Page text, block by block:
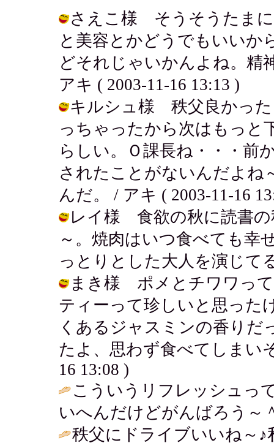
さえこ様 そうそうたま
と美容とかどうでもいいか
どそれじゃいかんよね。精
アキ ( 2003-11-16 13:13 )
キルシュ様 秩父良かった
っちゃったから次はもっと
らしい。Ｏ課長ね・・・前
されたことがないんだよ
んだ。 / アキ ( 2003-11-16
レイ様 食欲の秋に読書の
～。焼肉はいつ食べても幸
っとりとした大人を演じて
まき様 ポメとチワワっ
ティーって珍しいと思った
くあるジャスミンの香りだ
たよ、思わず食べてしまい
16 13:08 )
こういうリフレッシュっ
いへんだけどがんばろう～
秩父にドライブいいね～